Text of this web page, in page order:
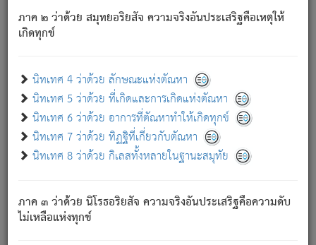
ภาค ๒ ว่าด้วย สมุทยอริยสัจ ความจริงอันประเสริฐคือเหตุให้
เกิดทุกข์
นิทเทศ 4 ว่าด้วย ลักษณะแห่งตัณหา
นิทเทศ 5 ว่าด้วย ที่เกิดและการเกิดแห่งตัณหา
นิทเทศ 6 ว่าด้วย อาการที่ตัณหาทำให้เกิดทุกข์
นิทเทศ 7 ว่าด้วย ทิฏฐิที่เกี่ยวกับตัณหา
นิทเทศ 8 ว่าด้วย กิเลสทั้งหลายในฐานะสมุทัย
ภาค ๓ ว่าด้วย นิโรธอริยสัจ ความจริงอันประเสริฐคือความดับ
ไม่เหลือแห่งทุกข์
อันเป็นไปในที่หรือเวลาทั้งปวง[3]เพื่อความมีแห่งประโยชน์โดย
ประการทั้งปวง; ภพทั้งหลายทั้งหมดนั้น ไม่เที่ยง เป็นทุกข์ มี
ความแปรปรวนเป็นธรรมดา.
อย่างนี้อยู่; เขาย่อมละภวตัณหาได้ และไม่เพลิดเพลินวิภวตัณหา
ด้วย.
ความดับเพราะความสำรอกไม่เหลือ (แห่งภพทั้งหลาย)
เพราะความสิ้นไปแห่งตัณหาโดยประการทั้งปวง นั้นคือ
นิพพาน.
ภพใหม่ย่อมไม่มีแก่ภิกษุนั้น ผู้ดับเย็นสนิทแล้ว เพราะไม่มี
ภิกษุนั้น เป็นผู้ครอบงำมารได้แล้ว ชนะสงครามแล้ว ก้าวล่วง
ภพทั้งหลายทั้งปวงได้แล้ว เป็นผู้คงที่ (คือไม่เปลี่ยนแปลงอีกต่อ